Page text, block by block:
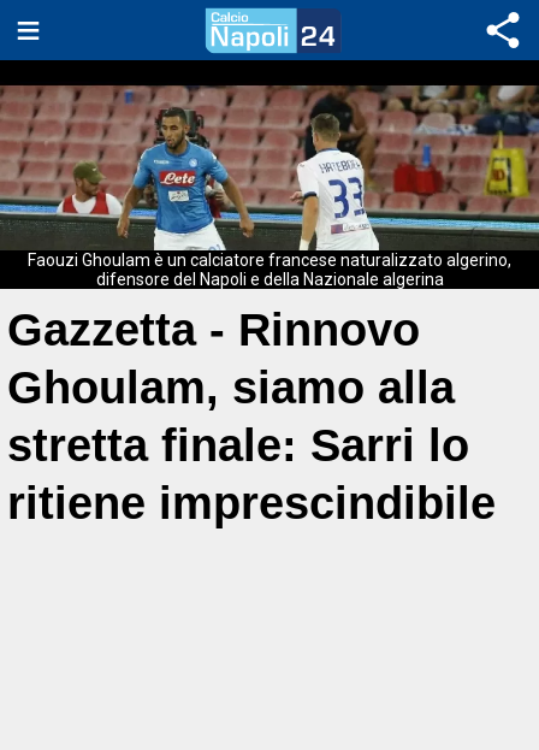
Faouzi Ghoulam è un calciatore francese naturalizzato algerino,
difensore del Napoli e della Nazionale algerina
Gazzetta - Rinnovo
Ghoulam, siamo alla
stretta finale: Sarri lo
ritiene imprescindibile